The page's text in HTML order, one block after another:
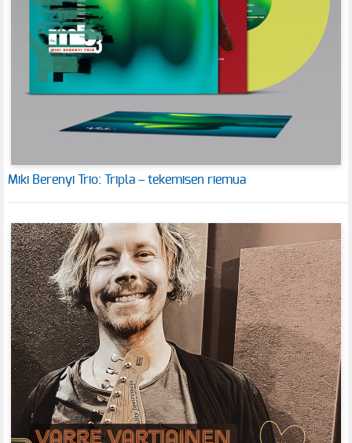
Miki Berenyi Trio: Tripla – tekemisen riemua